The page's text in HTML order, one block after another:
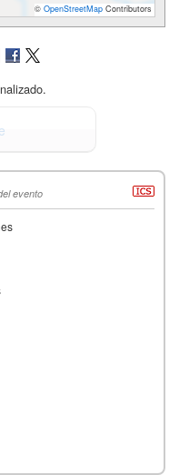
© OpenStreetMap Contributors
evento